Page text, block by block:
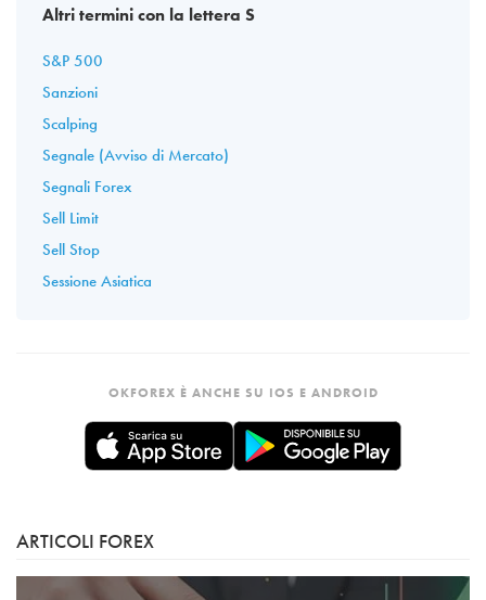
Altri termini con la lettera S
S&P 500
Sanzioni
Scalping
Segnale (Avviso di Mercato)
Segnali Forex
Sell Limit
Sell Stop
Sessione Asiatica
OKFOREX È ANCHE SU IOS E ANDROID
ARTICOLI FOREX